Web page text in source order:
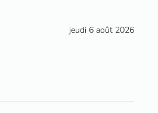
jeudi 6 août 2026